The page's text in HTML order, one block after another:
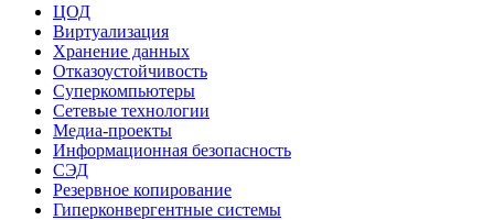
ЦОД
Виртуализация
Хранение данных
Отказоустойчивость
Суперкомпьютеры
Сетевые технологии
Медиа-проекты
Информационная безопасность
СЭД
Резервное копирование
Гиперконвергентные системы